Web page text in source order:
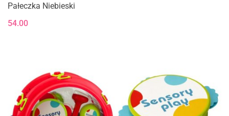
Pałeczka Niebieski
54.00